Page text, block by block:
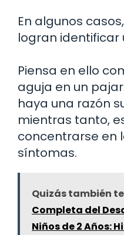
En algunos
logran identificar
Piensa en ello
aguja en un
haya una razón
mientras tanto,
concentrarse en
síntomas.
Quizás también
Completa del
Niños de 2 Años: